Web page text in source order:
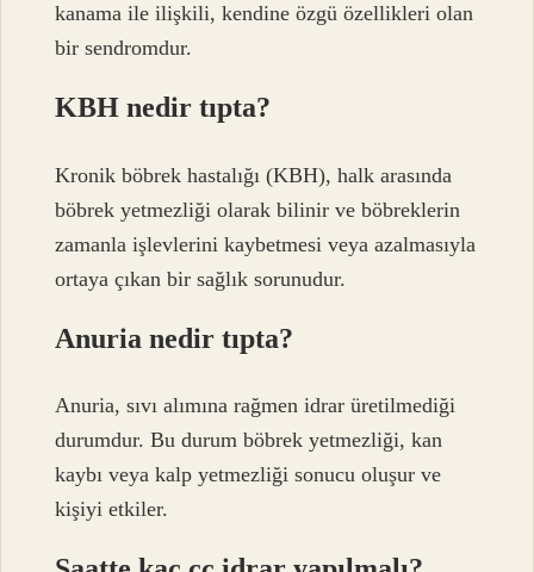
kanama ile ilişkili, kendine özgü özellikleri olan
bir sendromdur.
KBH nedir tıpta?
Kronik böbrek hastalığı (KBH), halk arasında
böbrek yetmezliği olarak bilinir ve böbreklerin
zamanla işlevlerini kaybetmesi veya azalmasıyla
ortaya çıkan bir sağlık sorunudur.
Anuria nedir tıpta?
Anuria, sıvı alımına rağmen idrar üretilmediği
durumdur. Bu durum böbrek yetmezliği, kan
kaybı veya kalp yetmezliği sonucu oluşur ve
kişiyi etkiler.